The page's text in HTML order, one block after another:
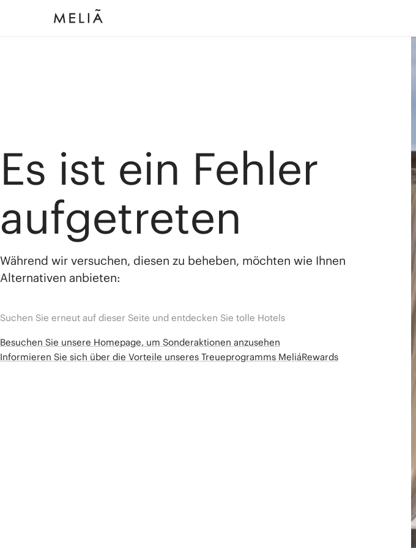
Es ist ein Fehler
aufgetreten
Während wir versuchen, diesen zu beheben, möchten wie Ihnen
Alternativen anbieten:
Suchen Sie erneut auf dieser Seite und entdecken Sie tolle Hotels
Besuchen Sie unsere Homepage, um Sonderaktionen anzusehen
Informieren Sie sich über die Vorteile unseres Treueprogramms MeliáRewards